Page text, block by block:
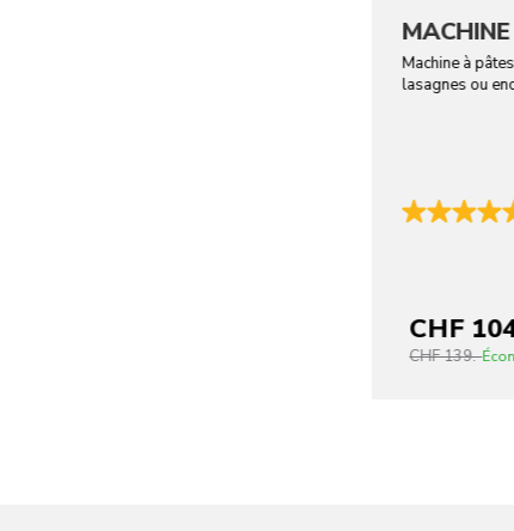
Machine à
lasagnes ou
CHF
CHF 139.-